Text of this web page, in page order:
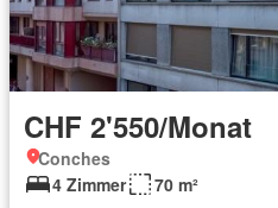
CHF 2'550/Monat
Conches
4 Zimmer
70 m²